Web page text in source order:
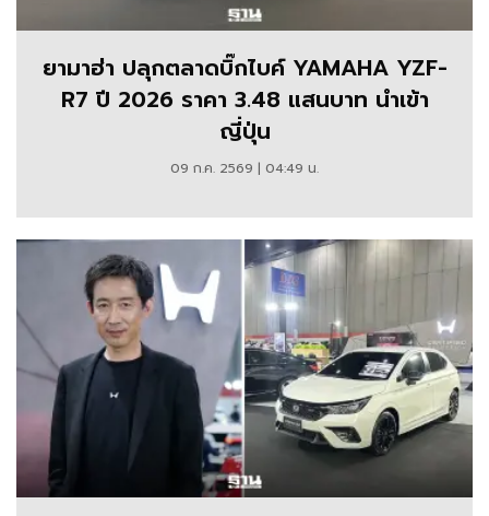
ยามาฮ่า ปลุกตลาดบิ๊กไบค์ YAMAHA YZF-
R7 ปี 2026 ราคา 3.48 แสนบาท นำเข้า
ญี่ปุ่น
09 ก.ค. 2569 | 04:49 น.